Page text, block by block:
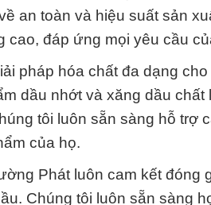
an toàn và hiệu suất sản
cao, đáp ứng mọi yêu cầu
pháp hóa chất đa dạng
dầu nhớt và xăng dầu
tôi luôn sẵn sàng hỗ trợ
của họ.
Phát luôn cam kết đóng
Chúng tôi luôn sẵn sàng